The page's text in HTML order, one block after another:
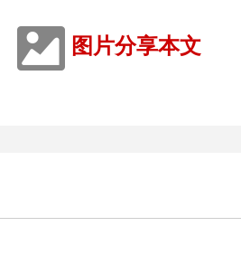
图片分享本文